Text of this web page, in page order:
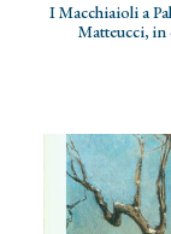
I Macchiaioli a
Matteucci, in